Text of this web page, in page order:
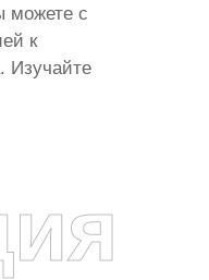
можете с
к
Изучайте